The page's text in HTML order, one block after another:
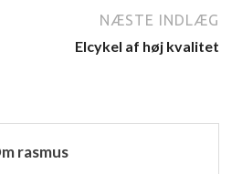
NÆSTE INDLÆG
Elcykel af høj kvalitet
rasmus